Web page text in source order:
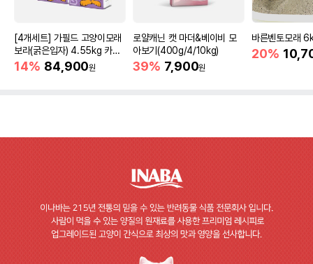
[4개세트] 가필드 고양이모래
보라(굵은입자) 4.55kg 카사
바모래
14% 84,900원
로얄캐닌 캣 마더&베이비 모
아보기(400g/4/10kg)
39% 7,900원
바른벤토모래
20%